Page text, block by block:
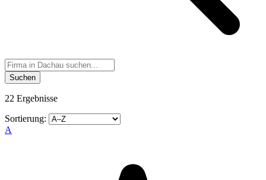
Suchen
22 Ergebnisse
Sortierung:
A